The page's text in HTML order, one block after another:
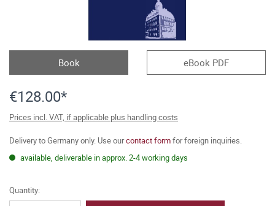
Book eBook PDF
€128.00*
Prices incl. VAT, if applicable plus handling costs
Delivery to Germany only. Use ourcontact formfor foreign inquiries.
available, deliverable in approx. 2-4 working days
Quantity: